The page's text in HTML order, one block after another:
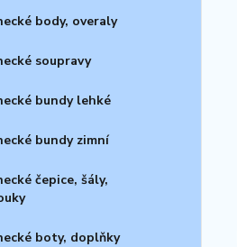
body, overaly
soupravy
bundy lehké
bundy zimní
čepice, šály,
boty, doplňky